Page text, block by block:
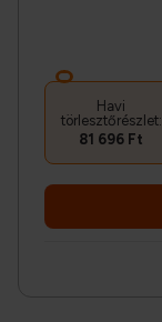
Havi
törlesztőrészlet:
81 696 Ft